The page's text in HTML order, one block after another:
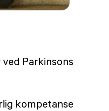
Parkinsons
kompetanse